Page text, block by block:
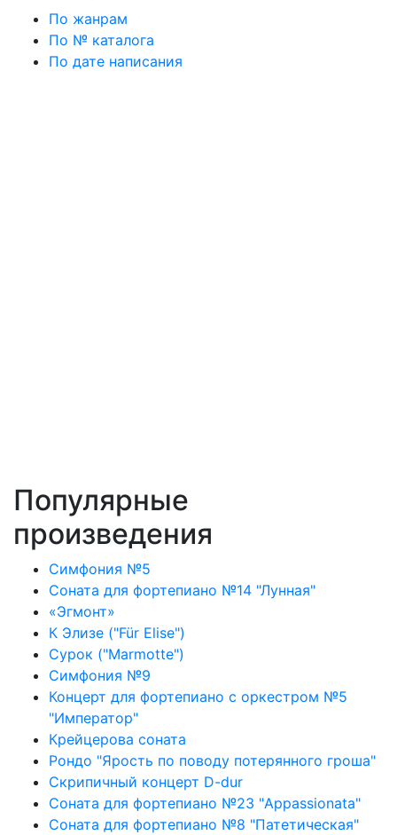
По жанрам
По № каталога
По дате написания
Популярные
произведения
Симфония №5
Соната для фортепиано №14 "Лунная"
«Эгмонт»
К Элизе ("Für Elise")
Сурок ("Marmotte")
Симфония №9
Концерт для фортепиано с оркестром №5
"Император"
Крейцерова соната
Рондо "Ярость по поводу потерянного гроша"
Скрипичный концерт D-dur
Соната для фортепиано №23 "Appassionata"
Соната для фортепиано №8 "Патетическая"